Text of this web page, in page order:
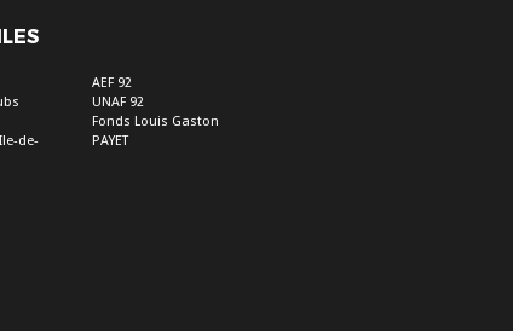
de-
AEF 92
UNAF 92
Fonds Louis Gaston
PAYET